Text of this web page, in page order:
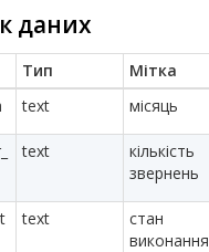
даних
Тип Мітка
text місяць
text
кількість
звернень
text
стан
виконання